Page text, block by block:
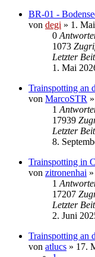
BR-01 -
von degi » 1.
0
1073
Letzter
1. Mai
Trainspotting an
von MarcoSTR
1
17939
Letzter
8.
Trainspotting in
von zitronenhai
1
17207
Letzter
2. Juni
Trainspotting an
von atlucs » 17.